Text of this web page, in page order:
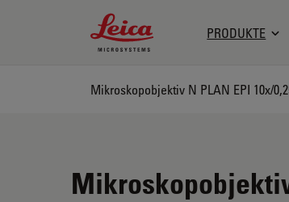
Leica Microsystems Logo
PRODUKTE
Mikroskopobjektiv N PLAN EPI 10x/